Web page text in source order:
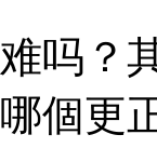
难吗？
哪個更